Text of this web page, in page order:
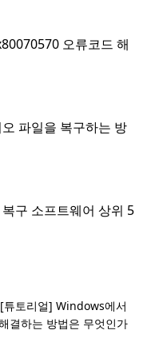
오류코드 해
파일을 복구하는 방
구 소프트웨어 상위 5
[튜토리얼] Windows에서
결하는 방법은 무엇인가